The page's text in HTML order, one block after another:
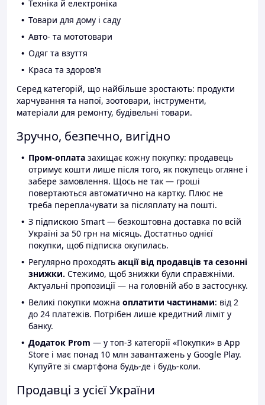
Техніка й електроніка
Товари для дому і саду
Авто- та мототовари
Одяг та взуття
Краса та здоров'я
Серед категорій, що найбільше зростають: продукти
харчування та напої, зоотовари, інструменти,
матеріали для ремонту, будівельні товари.
Зручно, безпечно, вигідно
Пром-оплата захищає кожну покупку: продавець
отримує кошти лише після того, як покупець огляне і
забере замовлення. Щось не так — гроші
повертаються автоматично на картку. Плюс не
треба переплачувати за післяплату на пошті.
З підпискою Smart — безкоштовна доставка по всій
Україні за 50 грн на місяць. Достатньо однієї
покупки, щоб підписка окупилась.
Регулярно проходять акції від продавців та сезонні
знижки. Стежимо, щоб знижки були справжніми.
Актуальні пропозиції — на головній або в застосунку.
Великі покупки можна оплатити частинами: від 2
до 24 платежів. Потрібен лише кредитний ліміт у
банку.
Додаток Prom — у топ-3 категорії «Покупки» в App
Store і має понад 10 млн завантажень у Google Play.
Купуйте зі смартфона будь-де і будь-коли.
Продавці з усієї України